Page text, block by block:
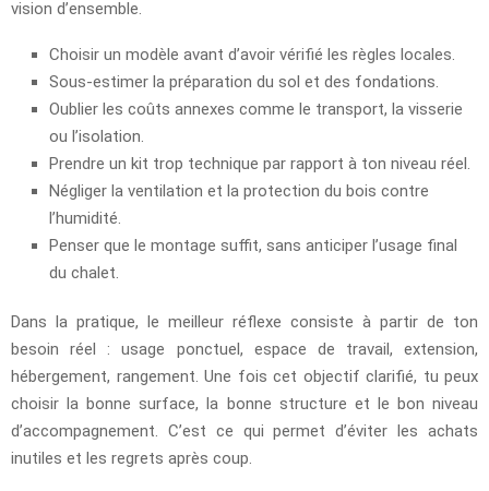
vision d’ensemble.
Choisir un modèle avant d’avoir vérifié les règles locales.
Sous-estimer la préparation du sol et des fondations.
Oublier les coûts annexes comme le transport, la visserie
ou l’isolation.
Prendre un kit trop technique par rapport à ton niveau réel.
Négliger la ventilation et la protection du bois contre
l’humidité.
Penser que le montage suffit, sans anticiper l’usage final
du chalet.
Dans la pratique, le meilleur réflexe consiste à partir de ton
besoin réel : usage ponctuel, espace de travail, extension,
hébergement, rangement. Une fois cet objectif clarifié, tu peux
choisir la bonne surface, la bonne structure et le bon niveau
d’accompagnement. C’est ce qui permet d’éviter les achats
inutiles et les regrets après coup.